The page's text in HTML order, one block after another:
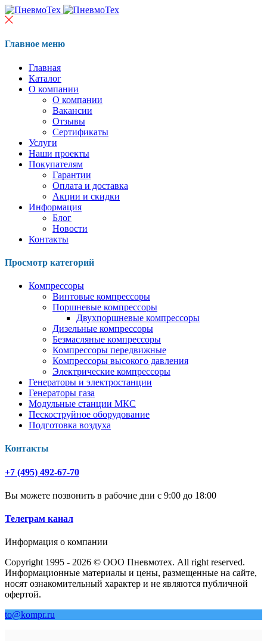
Главное меню
Главная
Каталог
О компании
О компании
Вакансии
Отзывы
Сертификаты
Услуги
Наши проекты
Покупателям
Гарантии
Оплата и доставка
Акции и скидки
Информация
Блог
Новости
Контакты
Просмотр категорий
Компрессоры
Винтовые компрессоры
Поршневые компрессоры
Двухпоршневые компрессоры
Дизельные компрессоры
Безмасляные компрессоры
Компрессоры передвижные
Компрессоры высокого давления
Электрические компрессоры
Генераторы и электростанции
Генераторы газа
Модульные станции МКС
Пескоструйное оборудование
Подготовка воздуха
Контакты
+7 (495) 492-67-70
Вы можете позвонить в рабочие дни с 9:00 до 18:00
Телеграм канал
Информация о компании
Copyright 1995 - 2026 © ООО Пневмотех. All right reserved.
Информационные материалы и цены, размещенные на сайте,
носят ознакомительный характер и не являются публичной
офертой.
to@kompr.ru